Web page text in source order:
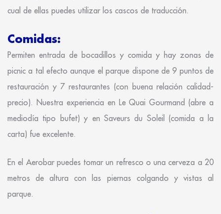
cual de ellas puedes utilizar los cascos de traducción.
Comidas:
Permiten entrada de bocadillos y comida y hay zonas de
picnic a tal efecto aunque el parque dispone de 9 puntos de
restauración y 7 restaurantes (con buena relación calidad-
precio). Nuestra experiencia en Le Quai Gourmand (abre a
mediodía tipo bufet) y en Saveurs du Soleil (comida a la
carta) fue excelente.
En el Aerobar puedes tomar un refresco o una cerveza a 20
metros de altura con las piernas colgando y vistas al
parque.